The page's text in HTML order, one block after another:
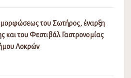
του Σωτήρος, έναρξη
και του Φεστιβάλ Γαστρονομίας
Λοκρών